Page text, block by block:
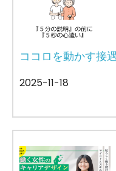
ココロを動かす接
2025-11-18